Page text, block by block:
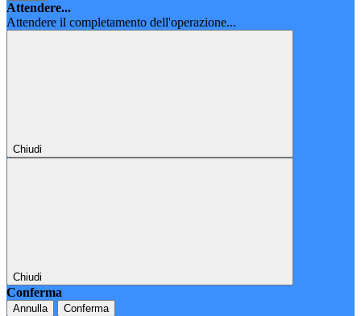
Attendere...
Attendere il completamento dell'operazione...
Chiudi
Chiudi
Conferma
Annulla Conferma